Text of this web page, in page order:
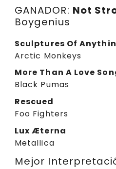
GANADOR: Not
Boygenius
Sculptures Of
Arctic Monkeys
More Than A Love
Black Pumas
Rescued
Foo Fighters
Lux Æterna
Metallica
Mejor